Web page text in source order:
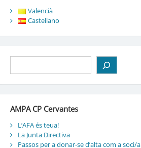
Valencià
Castellano
AMPA CP Cervantes
L’AFA és teua!
La Junta Directiva
Passos per a donar-se d’alta com a soci/a